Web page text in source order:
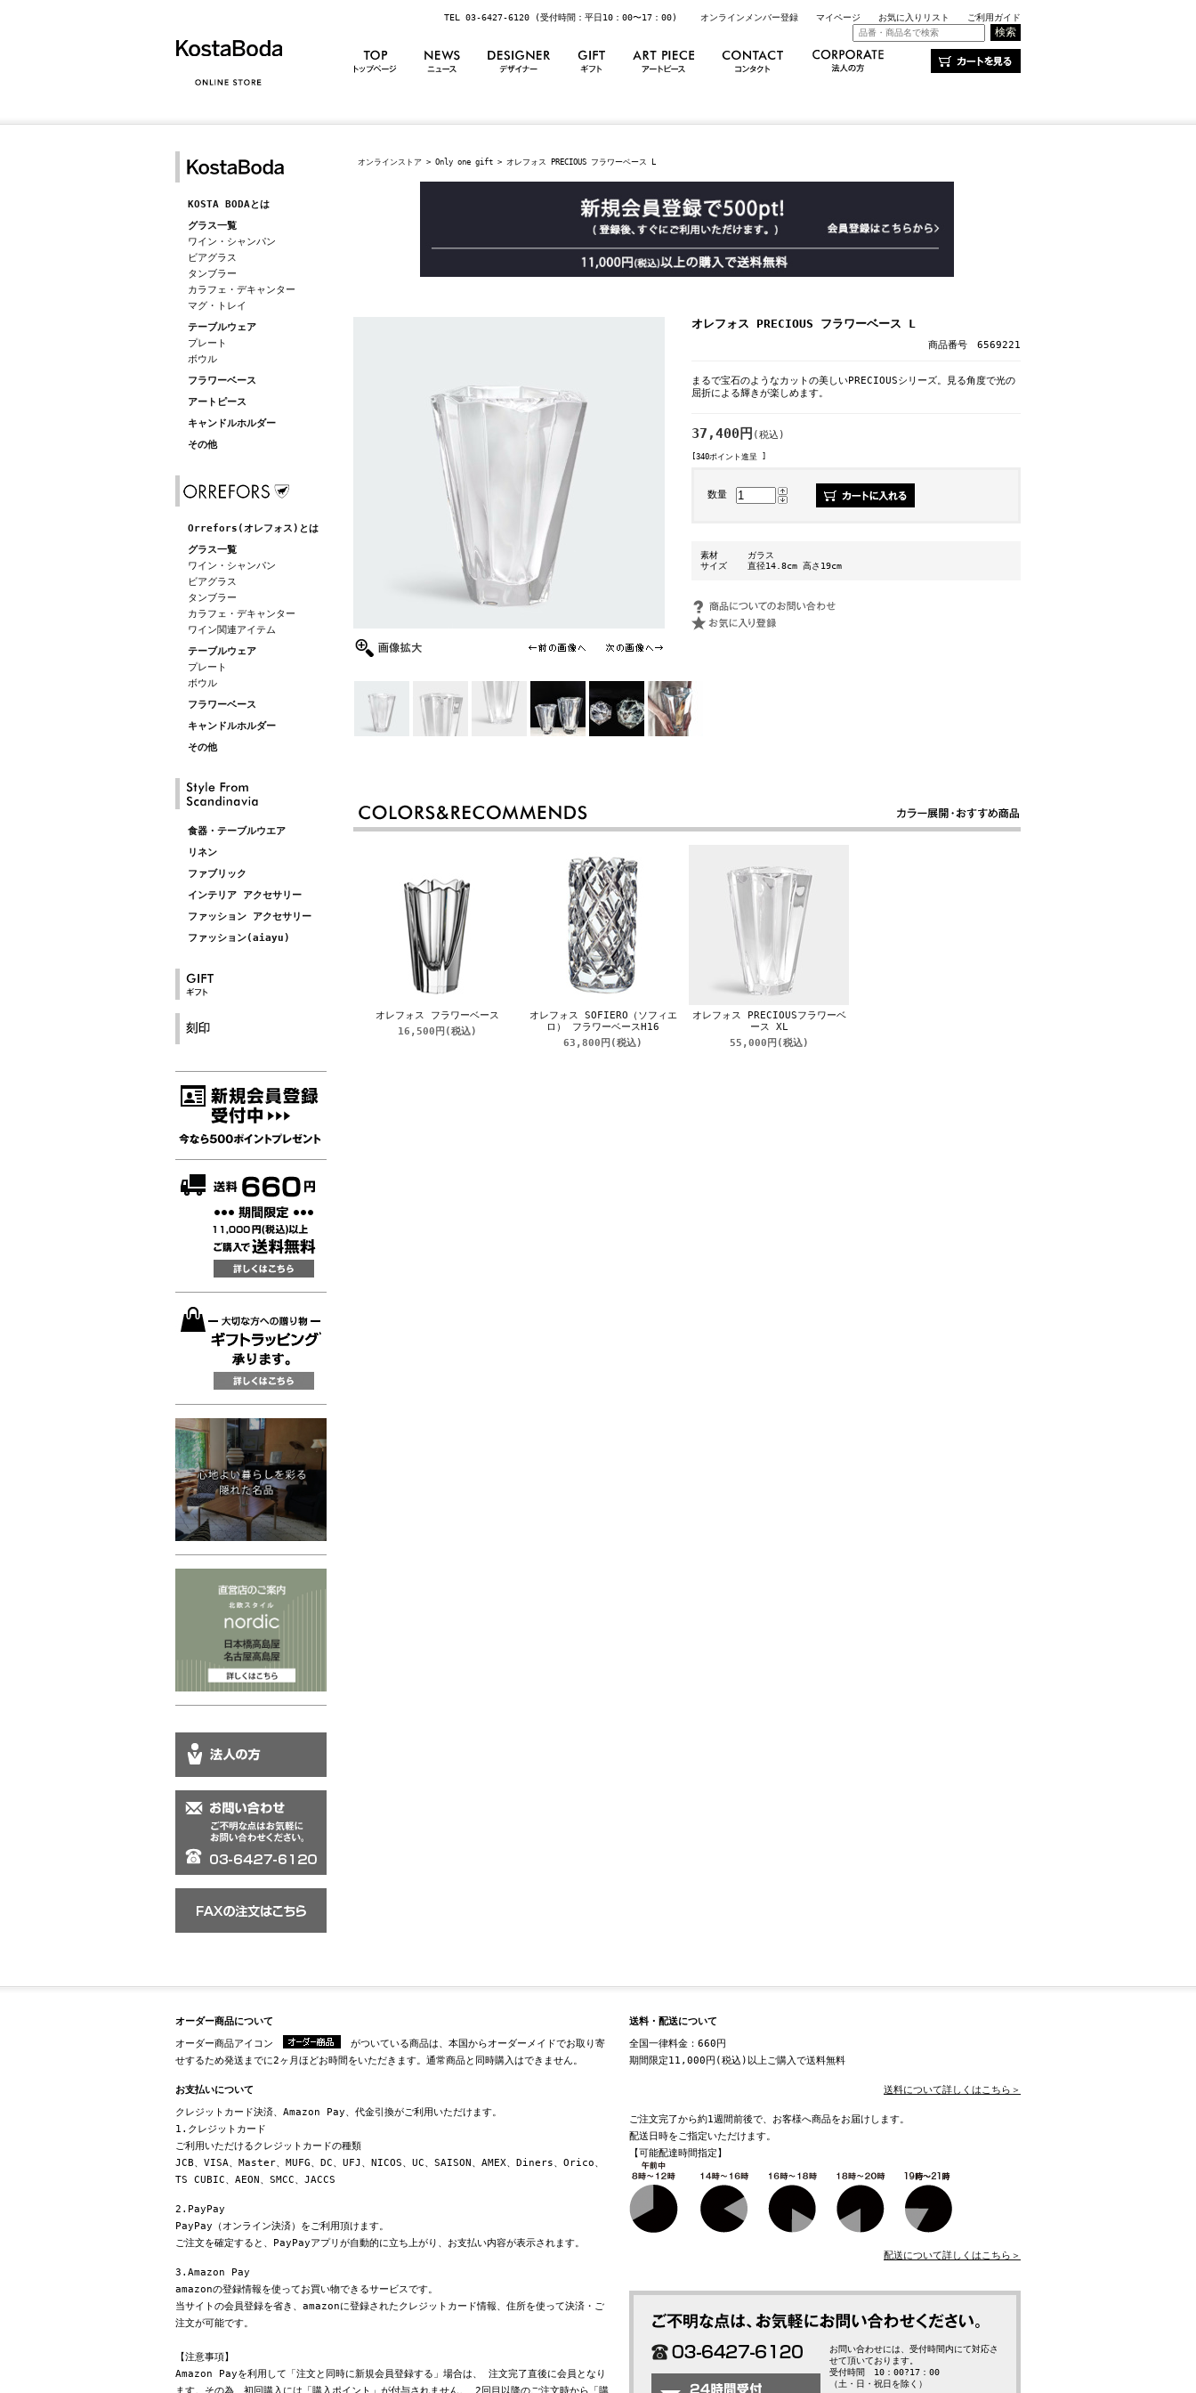
TEL 03-6427-6120 (受付時間：平日10：00〜17：00) オンラインメンバー登録 マイページ お気に入りリスト ご利用ガイド
KOSTA BODAとは
グラス一覧
ワイン・シャンパン
ビアグラス
タンブラー
カラフェ・デキャンター
マグ・トレイ
テーブルウェア
プレート
ボウル
フラワーベース
アートピース
キャンドルホルダー
その他
Orrefors(オレフォス)とは
グラス一覧
ワイン・シャンパン
ビアグラス
タンブラー
カラフェ・デキャンター
ワイン関連アイテム
テーブルウェア
プレート
ボウル
フラワーベース
キャンドルホルダー
その他
食器・テーブルウエア
リネン
ファブリック
インテリア アクセサリー
ファッション アクセサリー
ファッション(aiayu)
オンラインストア > Only one gift > オレフォス PRECIOUS フラワーベース L
オレフォス PRECIOUS フラワーベース L
商品番号 6569221
まるで宝石のようなカットの美しいPRECIOUSシリーズ。見る角度で光の
屈折による輝きが楽しめます。
37,400円 (税込)
[340ポイント進呈 ]
数量
素材
ガラス
サイズ
直径14.8cm 高さ19cm
オレフォス フラワーベース
16,500円 (税込)
オレフォス SOFIERO（ソフィエ
ロ） フラワーベースH16
63,800円 (税込)
オレフォス PRECIOUSフラワーベ
ース XL
55,000円 (税込)
オーダー商品について
オーダー商品アイコン
がついている商品は、本国からオーダーメイドでお取り寄
せするため発送までに2ヶ月ほどお時間をいただきます。通常商品と同時購入はできません。
お支払いについて
クレジットカード決済、Amazon Pay、代金引換がご利用いただけます。
1.クレジットカード
ご利用いただけるクレジットカードの種類
JCB、VISA、Master、MUFG、DC、UFJ、NICOS、UC、SAISON、AMEX、Diners、Orico、
TS CUBIC、AEON、SMCC、JACCS
2.PayPay
PayPay（オンライン決済）をご利用頂けます。
ご注文を確定すると、PayPayアプリが自動的に立ち上がり、お支払い内容が表示されます。
3.Amazon Pay
amazonの登録情報を使ってお買い物できるサービスです。
当サイトの会員登録を省き、amazonに登録されたクレジットカード情報、住所を使って決済・ご
注文が可能です。
【注意事項】
Amazon Payを利用して「注文と同時に新規会員登録する」場合は、 注文完了直後に会員となり
送料・配送について
全国一律料金：660円
期間限定11,000円(税込)以上ご購入で送料無料
送料について詳しくはこちら＞
ご注文完了から約1週間前後で、お客様へ商品をお届けします。
配送日時をご指定いただけます。
【可能配達時間指定】
配送について詳しくはこちら＞
お問い合わせには、受付時間内にて対応さ
せて頂いております。
受付時間 10：00?17：00
（土・日・祝日を除く）